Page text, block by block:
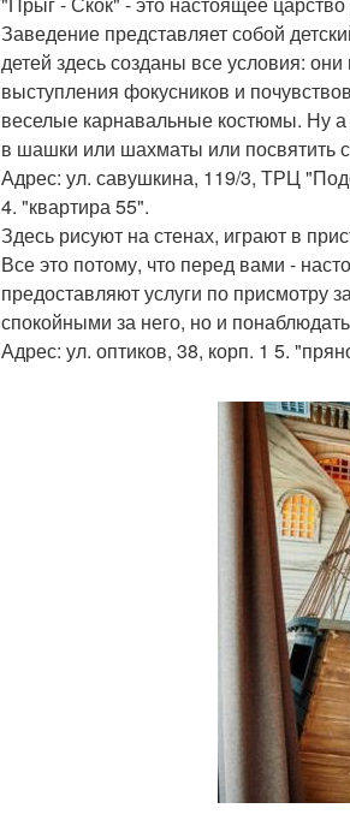
Заведение представляет собой
детей здесь созданы все условия:
выступления фокусников и
веселые карнавальные костюмы. Ну а
в шашки или шахматы или посвятить
Адрес: ул. савушкина, 119/3, ТРЦ
4. "квартира 55".
Здесь рисуют на стенах, играют в
Все это потому, что перед вами -
предоставляют услуги по присмотру
спокойными за него, но и
Адрес: ул. оптиков, 38, корп. 1 5.